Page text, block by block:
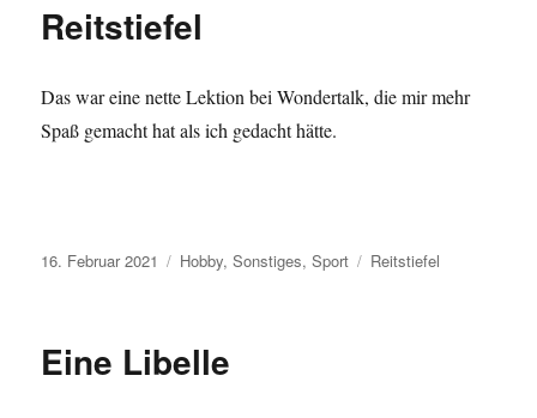
Reitstiefel
Das war eine nette Lektion bei Wondertalk, die mir mehr
Spaß gemacht hat als ich gedacht hätte.
Veröffentlicht
16. Februar 2021 Kategorien
Hobby,Sonstiges,Sport Schlagwörter
Reitstiefel
Eine Libelle